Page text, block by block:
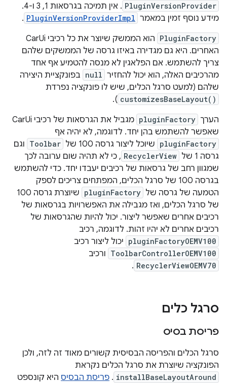
PluginVersionProvider
. אין תמיכה בגרסאות 1, 3 ו-4.
מידע נוסף זמין במאמר PluginVersionProviderImpl
.
PluginFactory
הוא הממשק שיוצר את כל רכיבי CarUi
האחרים. היא גם מגדירה באיזו גרסה של הממשקים שלהם
צריך להשתמש. אם הפלאגין לא מנסה להטמיע אף אחד
מהרכיבים האלה, הוא יכול להחזיר null בפונקציית היצירה
שלהם (למעט סרגל הכלים, שיש לו פונקציה נפרדת
customizesBaseLayout()
).
הערך pluginFactory
מגביל את הגרסאות של רכיבי CarUi
שאפשר להשתמש בהן יחד. לדוגמה, לא יהיה אף
pluginFactory שיוכל ליצור גרסה 100 של Toolbar וגם
גרסה 1 של
RecyclerView , כי לא תהיה שום ערובה לכך
שמגוון רחב של גרסאות של רכיבים יעבדו יחד. כדי להשתמש
בגרסה 100 של סרגל הכלים, המפתחים צריכים לספק
הטמעה של גרסה של pluginFactory
שיוצרת גרסה 100
של סרגל הכלים, ואז מגבילה את האפשרויות בגרסאות של
רכיבים אחרים שאפשר ליצור. יכול להיות שהגרסאות של
רכיבים אחרים לא יהיו זהות. לדוגמה, רכיב
pluginFactoryOEMV100 יכול ליצור רכיב
ToolbarControllerOEMV100 ורכיב
RecyclerViewOEMV70
.
סרגל כלים
פריסת בסיס
סרגל הכלים והפריסה הבסיסית קשורים מאוד זה לזה, ולכן
הפונקציה שיוצרת את סרגל הכלים נקראת
installBaseLayoutAround
. פריסת הבסיס היא קונספט